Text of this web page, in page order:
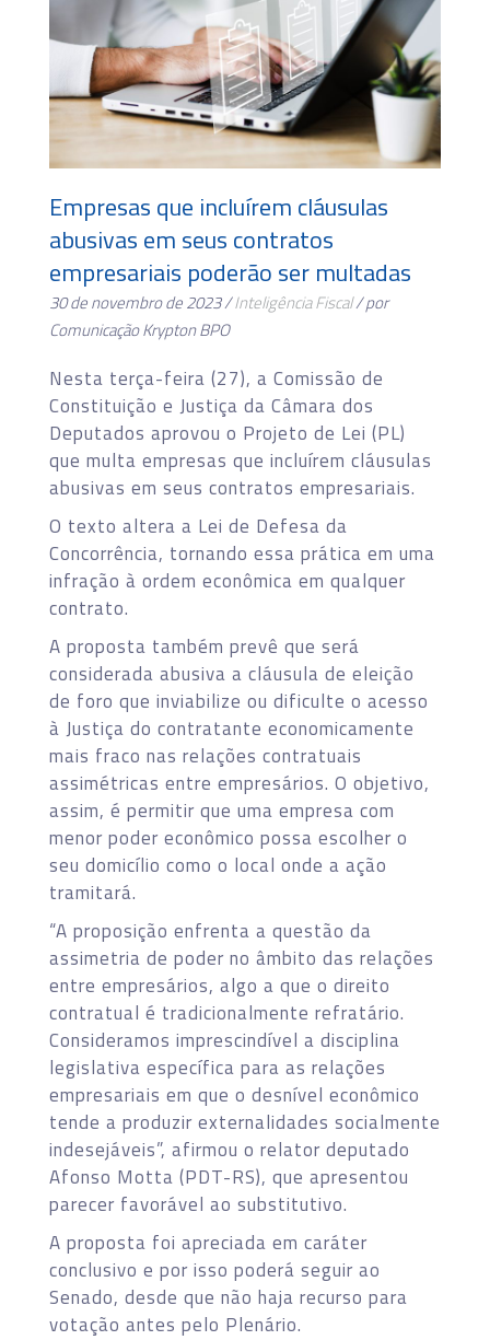
Empresas que incluírem cláusulas
abusivas em seus contratos
empresariais poderão ser multadas
30 de novembro de 2023 /Inteligência Fiscal/ por
Comunicação Krypton BPO
Nesta terça-feira (27), a Comissão de
Constituição e Justiça da Câmara dos
Deputados aprovou o Projeto de Lei (PL)
que multa empresas que incluírem cláusulas
abusivas em seus contratos empresariais.
O texto altera a Lei de Defesa da
Concorrência, tornando essa prática em uma
infração à ordem econômica em qualquer
contrato.
A proposta também prevê que será
considerada abusiva a cláusula de eleição
de foro que inviabilize ou dificulte o acesso
à Justiça do contratante economicamente
mais fraco nas relações contratuais
assimétricas entre empresários. O objetivo,
assim, é permitir que uma empresa com
menor poder econômico possa escolher o
seu domicílio como o local onde a ação
tramitará.
“A proposição enfrenta a questão da
assimetria de poder no âmbito das relações
entre empresários, algo a que o direito
contratual é tradicionalmente refratário.
Consideramos imprescindível a disciplina
legislativa específica para as relações
empresariais em que o desnível econômico
tende a produzir externalidades socialmente
indesejáveis”, afirmou o relator deputado
Afonso Motta (PDT-RS), que apresentou
parecer favorável ao substitutivo.
A proposta foi apreciada em caráter
conclusivo e por isso poderá seguir ao
Senado, desde que não haja recurso para
votação antes pelo Plenário.